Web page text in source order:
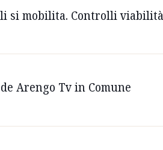
si mobilita. Controlli
Arengo Tv in Comune